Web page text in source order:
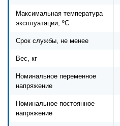
Максимальная температура
эксплуатации, ºС
Срок службы, не менее
Вес, кг
Номинальное переменное
напряжение
Номинальное постоянное
напряжение